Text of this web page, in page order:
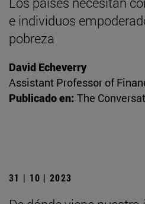
e individuos
pobreza
David Echeverry
Assistant Professor of
Publicado en: The
31 | 10 | 2023